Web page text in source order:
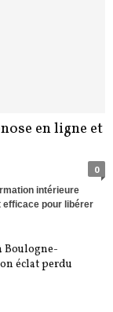
en ligne et
0
intérieure
efficace pour libérer
Boulogne-
éclat perdu